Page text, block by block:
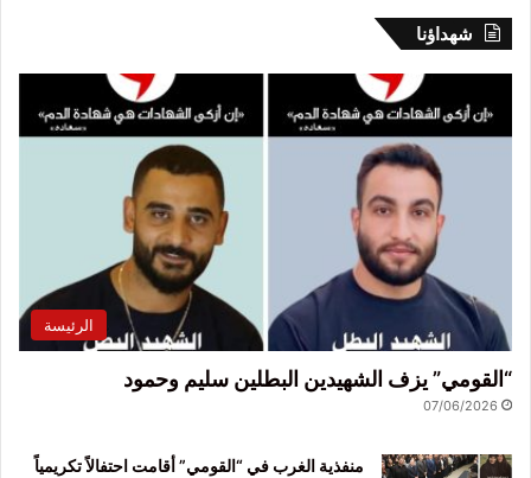
شهداؤنا
الرئيسة
“القومي” يزف الشهيدين البطلين سليم وحمود
07/06/2026
منفذية الغرب في “القومي” أقامت احتفالاً تكريمياً